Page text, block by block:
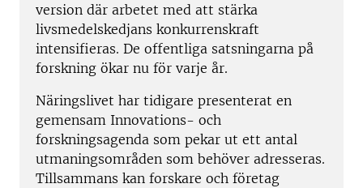
version där arbetet med att stärka
livsmedelskedjans konkurrenskraft
intensifieras. De offentliga satsningarna på
forskning ökar nu för varje år.
Näringslivet har tidigare presenterat en
gemensam Innovations- och
forskningsagenda som pekar ut ett antal
utmaningsområden som behöver adresseras.
Tillsammans kan forskare och företag